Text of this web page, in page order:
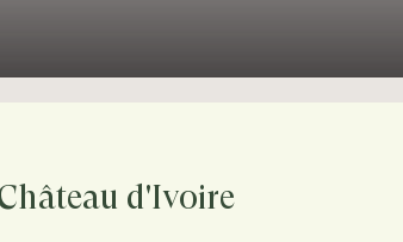
d'Ivoire